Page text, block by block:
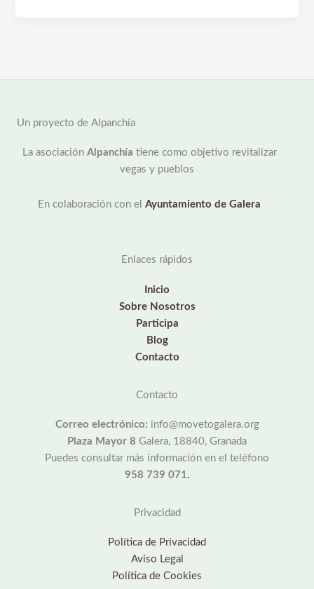
Un proyecto de Alpanchía
La asociación Alpanchía tiene como objetivo revitalizar
vegas y pueblos
En colaboración con elAyuntamiento de Galera
Enlaces rápidos
Inicio
Sobre Nosotros
Participa
Blog
Contacto
Contacto
Correo electrónico: info@movetogalera.org
Plaza Mayor 8 Galera, 18840, Granada
Puedes consultar más información en el teléfono
958 739 071.
Privacidad
Política de Privacidad
Aviso Legal
Política de Cookies